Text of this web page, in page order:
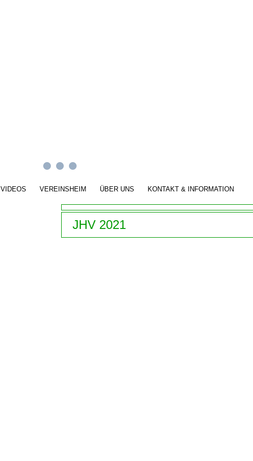
VIDEOS VEREINSHEIM ÜBER UNS KONTAKT & INFORMATION
JHV 2021